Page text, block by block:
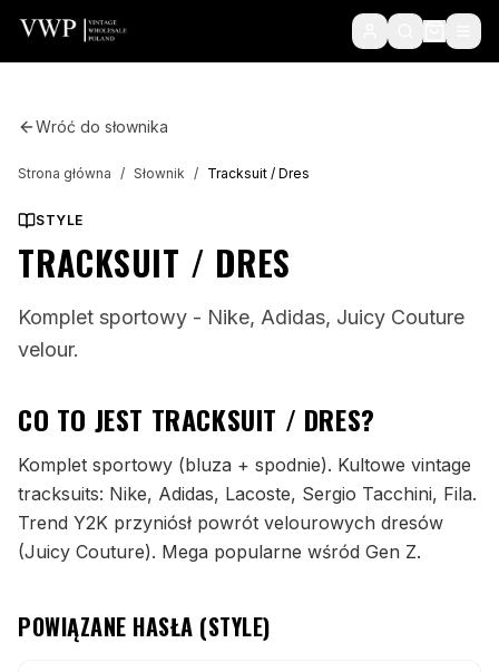
Wróć do słownika
Strona główna / Słownik / Tracksuit / Dres
STYLE
TRACKSUIT / DRES
Komplet sportowy - Nike, Adidas, Juicy Couture
velour.
CO TO JEST TRACKSUIT / DRES?
Komplet sportowy (bluza + spodnie). Kultowe vintage
tracksuits: Nike, Adidas, Lacoste, Sergio Tacchini, Fila.
Trend Y2K przyniósł powrót velourowych dresów
(Juicy Couture). Mega popularne wśród Gen Z.
POWIĄZANE HASŁA (STYLE)